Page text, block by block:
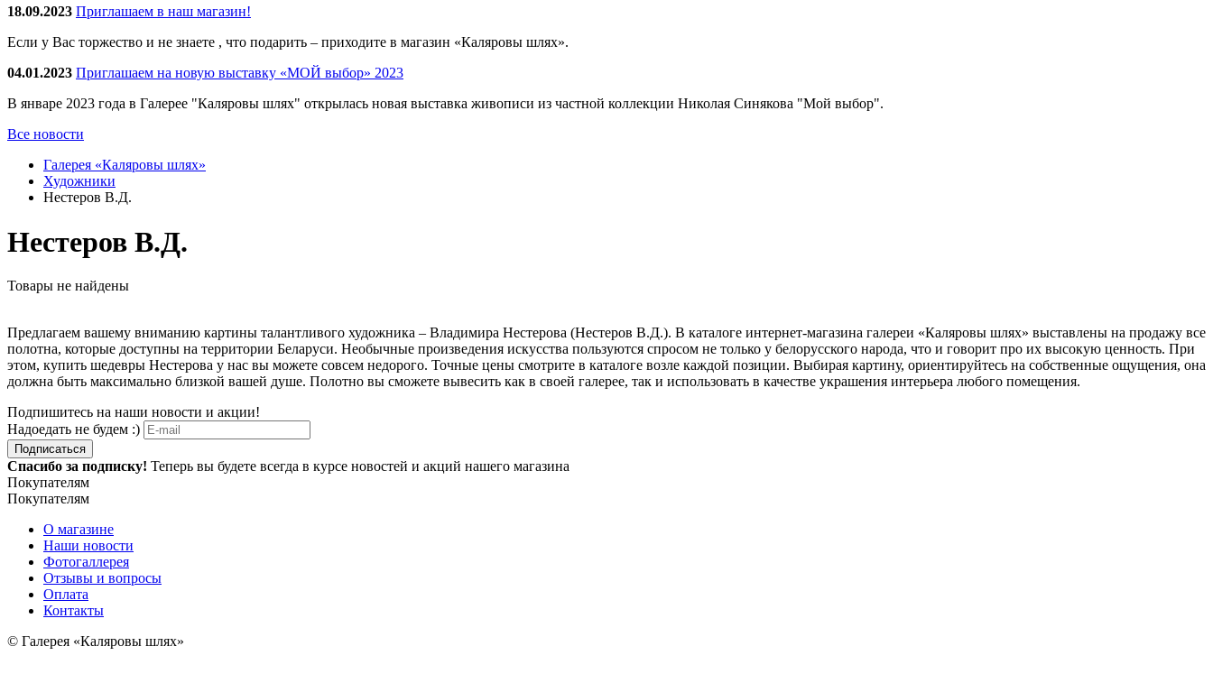
18.09.2023 Приглашаем в наш магазин!
Если у Вас торжество и не знаете , что подарить – приходите в магазин «Каляровы шлях».
04.01.2023 Приглашаем на новую выставку «МОЙ выбор» 2023
В январе 2023 года в Галерее "Каляровы шлях" открылась новая выставка живописи из частной коллекции Николая Синякова "Мой выбор".
Все новости
Галерея «Каляровы шлях»
Художники
Нестеров В.Д.
Нестеров В.Д.
Товары не найдены
Предлагаем вашему вниманию картины талантливого художника – Владимира Нестерова (Нестеров В.Д.). В каталоге интернет-магазина галереи «Каляровы шлях» выставлены на продажу все
полотна, которые доступны на территории Беларуси. Необычные произведения искусства пользуются спросом не только у белорусского народа, что и говорит про их высокую ценность. При
этом, купить шедевры Нестерова у нас вы можете совсем недорого. Точные цены смотрите в каталоге возле каждой позиции. Выбирая картину, ориентируйтесь на собственные ощущения, она
должна быть максимально близкой вашей душе. Полотно вы сможете вывесить как в своей галерее, так и использовать в качестве украшения интерьера любого помещения.
Подпишитесь на наши новости и акции!
Надоедать не будем :)
Подписаться
Спасибо за подписку! Теперь вы будете всегда в курсе новостей и акций нашего магазина
Покупателям
Покупателям
О магазине
Наши новости
Фотогаллерея
Отзывы и вопросы
Оплата
Контакты
© Галерея «Каляровы шлях»